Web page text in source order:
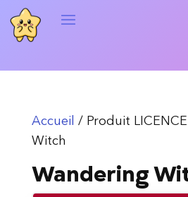
Accueil
/ Produit
Witch
Wandering